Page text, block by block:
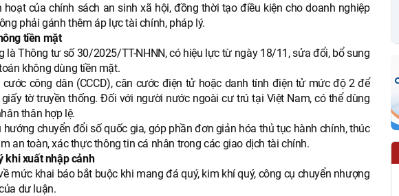
của chính sách an sinh xã hội, đồng thời tạo điều kiện cho doanh nghiệp
phải gánh thêm áp lực tài chính, pháp lý.
tiền mặt
Thông tư số 30/2025/TT-NHNN, có hiệu lực từ ngày 18/11, sửa đổi, bổ sung
không dùng tiền mặt.
công dân (CCCD), căn cước điện tử hoặc danh tính điện tử mức độ 2 để
tờ truyền thống. Đối với người nước ngoài cư trú tại Việt Nam, có thể dùng
thân hợp lệ.
chuyển đổi số quốc gia, góp phần đơn giản hóa thủ tục hành chính, thúc
an toàn, xác thực thông tin cá nhân trong các giao dịch tài chính.
khi xuất nhập cảnh
mức khai báo bắt buộc khi mang đá quý, kim khí quý, công cụ chuyển nhượng
dư luận.